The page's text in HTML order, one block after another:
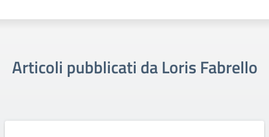
Articoli pubblicati da Loris Fabrello